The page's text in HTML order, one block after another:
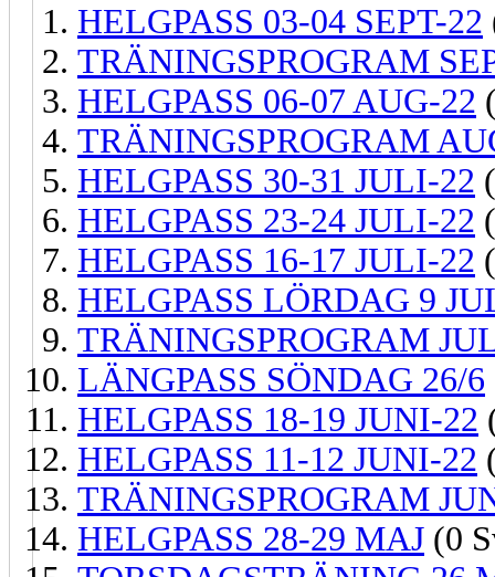
HELGPASS 03-04 SEPT-22
TRÄNINGSPROGRAM
HELGPASS 06-07 AUG-22
TRÄNINGSPROGRAM
HELGPASS 30-31 JULI-22
HELGPASS 23-24 JULI-22
HELGPASS 16-17 JULI-22
HELGPASS LÖRDAG 9
TRÄNINGSPROGRAM
LÄNGPASS SÖNDAG 26/6
HELGPASS 18-19 JUNI-22
HELGPASS 11-12 JUNI-22
TRÄNINGSPROGRAM
HELGPASS 28-29 MAJ (0